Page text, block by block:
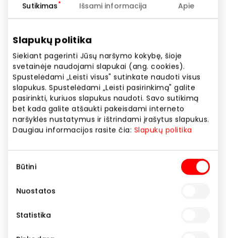
Sutikimas Išsami informacija Apie
Slapukų politika
Siekiant pagerinti Jūsų naršymo kokybę, šioje
svetainėje naudojami slapukai (ang. cookies).
Spustelėdami „Leisti visus" sutinkate naudoti visus
slapukus. Spustelėdami „Leisti pasirinkimą" galite
pasirinkti, kuriuos slapukus naudoti. Savo sutikimą
bet kada galite atšaukti pakeisdami interneto
naršyklės nustatymus ir ištrindami įrašytus slapukus.
Daugiau informacijos rasite čia: Slapukų politika
pasirinkimas
Būtini
Nuostatos
Statistika
Telefono numeris
+370 700 55077
Svetainės adresas
https://www.omniva.lt/
Rodyti lokaciją žemėlapyje
Omniva jungia net 300 paštomatų tinklą visoje
Lietuvoje, kuris užtikrina greitą ir patogų siuntų
atsiėmimą bei siuntimą.
Paštomatą rasite lauke, 1-ame parkavimo aikštelės
aukšte, I-A įėjimas.
Paslaugos